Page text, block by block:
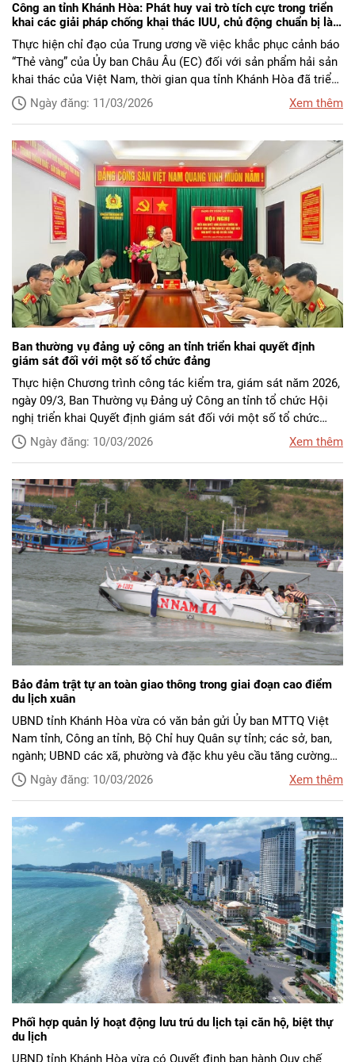
Công an tỉnh Khánh Hòa: Phát huy vai trò tích cực trong triển
khai các giải pháp chống khai thác IUU, chủ động chuẩn bị làm
việc với Đoàn công tác của Ủy ban châu Âu về IUU
Thực hiện chỉ đạo của Trung ương về việc khắc phục cảnh báo
“Thẻ vàng” của Ủy ban Châu Âu (EC) đối với sản phẩm hải sản
khai thác của Việt Nam, thời gian qua tỉnh Khánh Hòa đã triển
khai đồng bộ nhiều giải pháp nhằm tăng cường quản lý hoạt
động khai thác thủy sản, ngăn chặn tình trạng khai thác hải sản
Ngày đăng: 11/03/2026 Xem thêm
Ban thường vụ đảng uỷ công an tỉnh triển khai quyết định
giám sát đối với một số tổ chức đảng
Thực hiện Chương trình công tác kiểm tra, giám sát năm 2026,
ngày 09/3, Ban Thường vụ Đảng uỷ Công an tỉnh tổ chức Hội
nghị triển khai Quyết định giám sát đối với một số tổ chức
đảng.Ngày đăng: 10/03/2026 Xem thêm
Bảo đảm trật tự an toàn giao thông trong giai đoạn cao điểm
du lịch xuân
UBND tỉnh Khánh Hòa vừa có văn bản gửi Ủy ban MTTQ Việt
Nam tỉnh, Công an tỉnh, Bộ Chỉ huy Quân sự tỉnh; các sở, ban,
ngành; UBND các xã, phường và đặc khu yêu cầu tăng cường
bảo đảm trật tự an toàn giao thông trong giai đoạn cao điểm
du lịch xuân và các hoạt động tham quan, nghỉ dưỡng sau Tết
Ngày đăng: 10/03/2026 Xem thêm
Phối hợp quản lý hoạt động lưu trú du lịch tại căn hộ, biệt thự
du lịch
UBND tỉnh Khánh Hòa vừa có Quyết định ban hành Quy chế